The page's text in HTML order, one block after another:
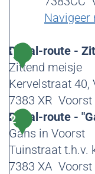
Navigeer
1
Duval-route -
Zittend meisje
Kervelstraat 40,
7383 XR Voorst
D
u
v
a
2
Duval-route -
Gans in Voorst
Tuinstraat t.h.v.
7383 XA Voorst